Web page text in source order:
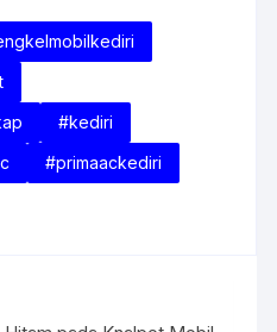
#kediri
#primaackediri